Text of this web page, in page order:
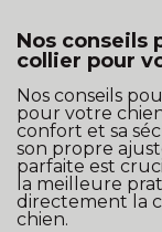
Nos conseils
collier pour
Nos conseils
pour votre
confort et sa
son propre
parfaite est
la meilleure
directement la
chien.